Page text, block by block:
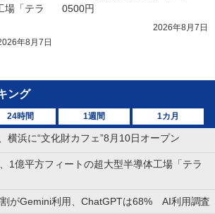
場「テラ
年8月7日
0500円
2026年8月7日
ング
24時間 1週間 1カ月
横浜に“文化財カフェ”8月10日オープン
1億平方フィートの超大型半導体工場「テラ
割がGemini利用、ChatGPTは68% AI利用調査